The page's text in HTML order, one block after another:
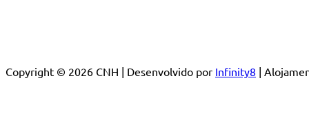
Copyright © 2026 CNH | Desenvolvido por Infinity8 |